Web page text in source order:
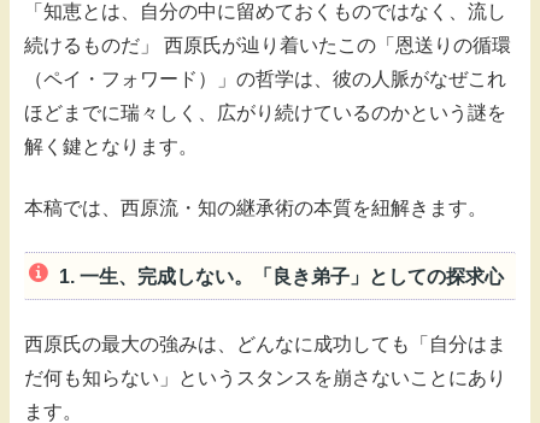
「知恵とは、自分の中に留めておくものではなく、流し
続けるものだ」 西原氏が辿り着いたこの「恩送りの循環
（ペイ・フォワード）」の哲学は、彼の人脈がなぜこれ
ほどまでに瑞々しく、広がり続けているのかという謎を
解く鍵となります。
本稿では、西原流・知の継承術の本質を紐解きます。
1. 一生、完成しない。「良き弟子」としての探求心
西原氏の最大の強みは、どんなに成功しても「自分はま
だ何も知らない」というスタンスを崩さないことにあり
ます。